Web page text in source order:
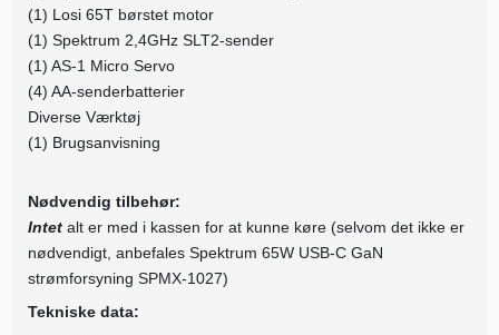
(1) Losi 65T børstet motor
(1) Spektrum 2,4GHz SLT2-sender
(1) AS-1 Micro Servo
(4) AA-senderbatterier
Diverse Værktøj
(1) Brugsanvisning
Nødvendig tilbehør:
Intet alt er med i kassen for at kunne køre (selvom det ikke er
nødvendigt, anbefales Spektrum 65W USB-C GaN
strømforsyning SPMX-1027)
Tekniske data: